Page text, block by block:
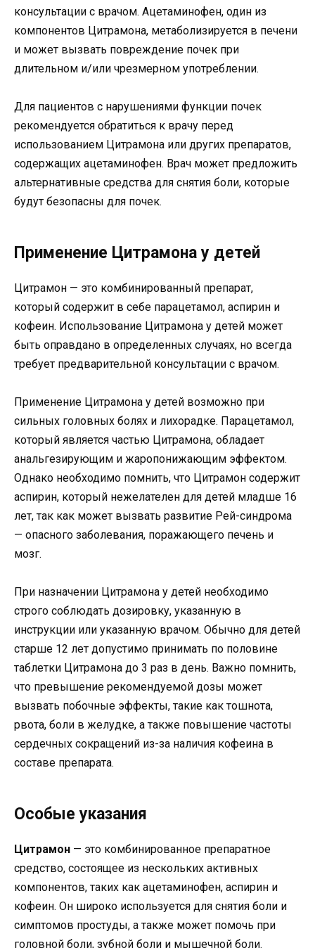
консультации с врачом. Ацетаминофен, один из
компонентов Цитрамона, метаболизируется в печени
и может вызвать повреждение почек при
длительном и/или чрезмерном употреблении.
Для пациентов с нарушениями функции почек
рекомендуется обратиться к врачу перед
использованием Цитрамона или других препаратов,
содержащих ацетаминофен. Врач может предложить
альтернативные средства для снятия боли, которые
будут безопасны для почек.
Применение Цитрамона у детей
Цитрамон — это комбинированный препарат,
который содержит в себе парацетамол, аспирин и
кофеин. Использование Цитрамона у детей может
быть оправдано в определенных случаях, но всегда
требует предварительной консультации с врачом.
Применение Цитрамона у детей возможно при
сильных головных болях и лихорадке. Парацетамол,
который является частью Цитрамона, обладает
анальгезирующим и жаропонижающим эффектом.
Однако необходимо помнить, что Цитрамон содержит
аспирин, который нежелателен для детей младше 16
лет, так как может вызвать развитие Рей-синдрома
— опасного заболевания, поражающего печень и
мозг.
При назначении Цитрамона у детей необходимо
строго соблюдать дозировку, указанную в
инструкции или указанную врачом. Обычно для детей
старше 12 лет допустимо принимать по половине
таблетки Цитрамона до 3 раз в день. Важно помнить,
что превышение рекомендуемой дозы может
вызвать побочные эффекты, такие как тошнота,
рвота, боли в желудке, а также повышение частоты
сердечных сокращений из-за наличия кофеина в
составе препарата.
Особые указания
Цитрамон — это комбинированное препаратное
средство, состоящее из нескольких активных
компонентов, таких как ацетаминофен, аспирин и
кофеин. Он широко используется для снятия боли и
симптомов простуды, а также может помочь при
головной боли, зубной боли и мышечной боли.